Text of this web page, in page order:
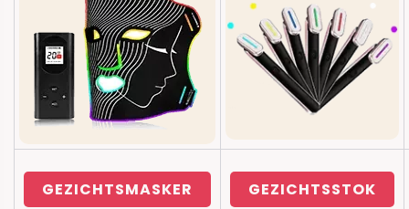
GEZICHTSMASKER GEZICHTSSTOK